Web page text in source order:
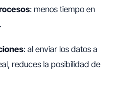
: menos tiempo en
: al enviar los datos a
reduces la posibilidad de